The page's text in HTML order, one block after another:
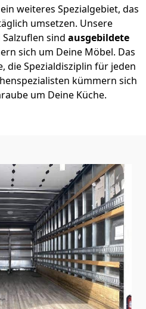
weiteres Spezialgebiet, das
umsetzen. Unsere
sind ausgebildete
sich um Deine Möbel. Das
die Spezialdisziplin für jeden
kümmern sich
um Deine Küche.